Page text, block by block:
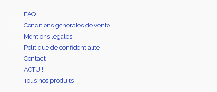
FAQ
Conditions générales de vente
Mentions légales
Politique de confidentialité
Contact
ACTU !
Tous nos produits